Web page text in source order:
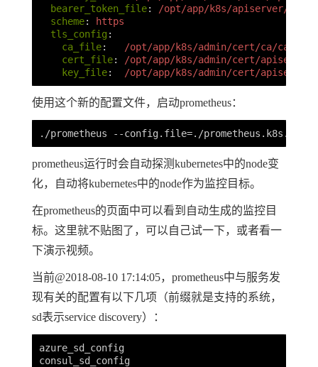
bearer_token_file:
/opt/app/k8s/apiserver/cert/
scheme:
https
tls_config :
ca_file:
/opt/app/k8s/admin/cert/ca/ca.pem
cert_file:
/opt/app/k8s/admin/cert/
key_file: /opt/app/k8s/admin/cert/
使用这个新的配置文件，启动prometheus：
prometheus运行时会自动探测kubernetes中的node变
化，自动将kubernetes中的node作为监控目标。
在prometheus的页面中可以看到自动生成的监控目
标。这里就不贴图了，可以自己试一下，或者看一
下演示视频。
当前@2018-08-10 17:14:05，prometheus中与服务发
现有关的配置有以下几项（前缀就是支持的系统，
sd表示service discovery）：
azure_sd_config
consul_sd_config